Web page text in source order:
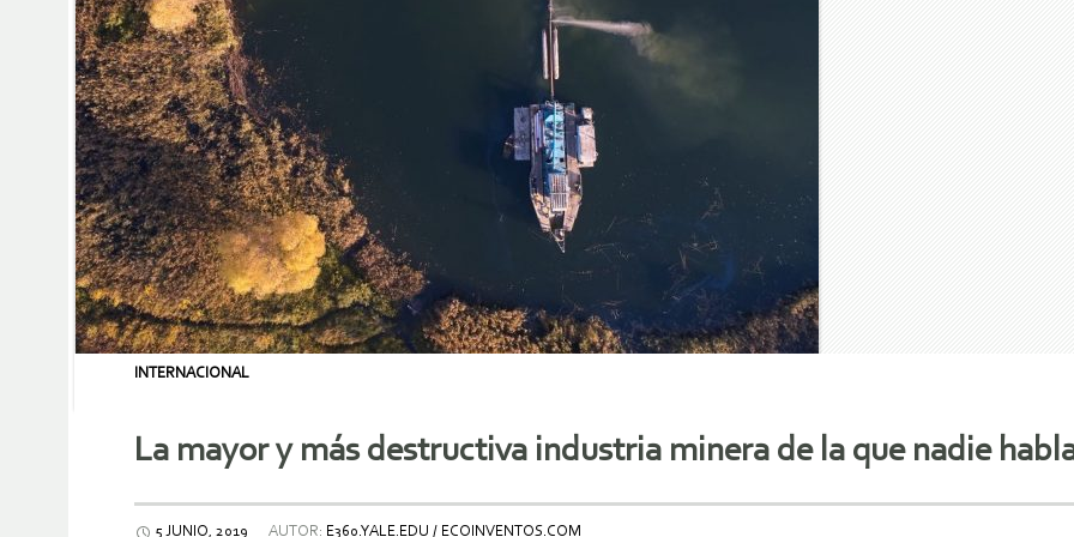
INTERNACIONAL
La mayor y más destructiva industria minera de la que nadie
5 JUNIO, 2019 AUTOR: E360.YALE.EDU / ECOINVENTOS.COM